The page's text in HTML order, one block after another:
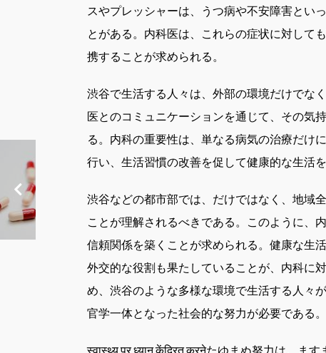
スやプレッシャーは、うつ病や不安障害とい
とがある。内科医は、これらの症状に対して
携することが求められる。
渋谷で生活する人々は、外部の環境だけでな
医とのコミュニケーションを通じて、その気
る。内科の重要性は、単なる病気の治療だけ
行い、生活習慣の改善を促して健康的な生活
渋谷などの都市部では、だけではなく、地域
ことが理解されるべきである。このように、
信頼関係を築くことが求められる。健康な生
外交的な役割も果たしていることが、内科に
め、渋谷のような多様な環境で生活する人々
官学一体となった社会的な努力が必要である。